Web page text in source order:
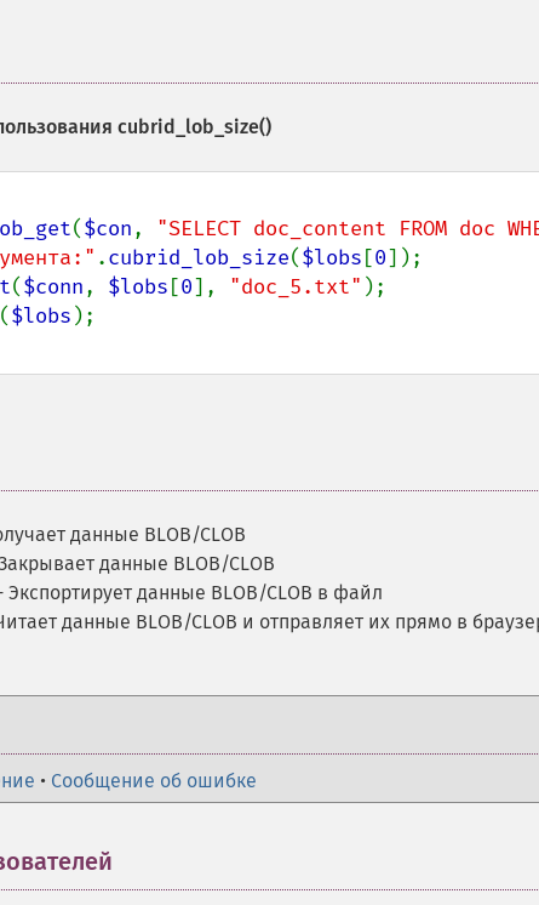
cubrid_lob_size()
($con, "SELECT doc_content FROM doc
.cubrid_lob_size($lobs [0
($conn, $lobs [0], "doc_5.txt"
($lobs
данные BLOB/CLOB
данные BLOB/CLOB
Экспортирует данные BLOB/CLOB в файл
данные BLOB/CLOB и отправляет их прямо в
• Сообщение об ошибке